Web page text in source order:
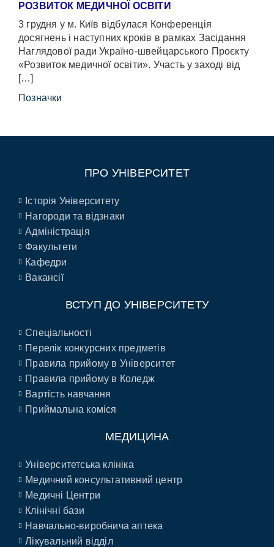
РОЗВИТОК МЕДИЧНОЇ ОСВІТИ
3 грудня у м. Київ відбулася Конференція
досягнень і наступних кроків в рамках Засідання
Наглядової ради Україно-швейцарського Проєкту
«Розвиток медичної освіти». Участь у заході від
[…]
Позначки
ПРО УНІВЕРСИТЕТ
Історія Університету
Нагороди та відзнаки
Адміністрація
Факультети
Кафедри
Вакансії
ВСТУП ДО УНІВЕРСИТЕТУ
Спеціальності
Перелік конкурсних предметів
Правила прийому в Університет
Правила прийому в Коледж
Вартість навчання
Приймальна коміся
МЕДИЦИНА
Університетська клініка
Медичний консультативний центр
Медичні Центри
Клінічні бази
Навчально-виробнича аптека
Лікувальний відділ